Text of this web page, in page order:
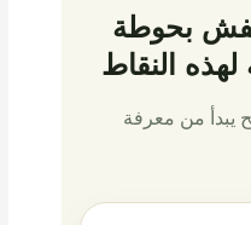
بحوطة
لهذه النقاط
يبدأ من معرفة